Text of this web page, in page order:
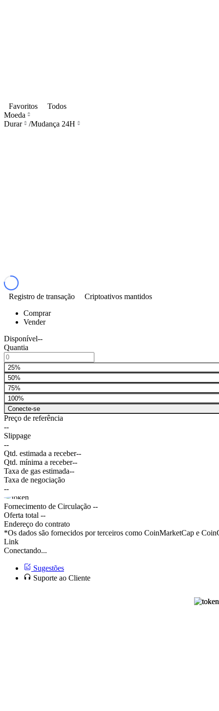
Favoritos
Todos
Moeda
Durar
/Mudança 24H
Registro de transação
Criptoativos mantidos
Comprar
Vender
Disponível--
Quantia
25%
50%
75%
100%
Conecte-se
Preço de referência
--
Slippage
--
Qtd. estimada a receber--
Qtd. mínima a receber--
Taxa de gas estimada--
Taxa de negociação
--
Fornecimento de Circulação --
Oferta total --
Endereço do contrato
*Os dados são fornecidos por terceiros como CoinMarketCap e
Link
Conectando...
Sugestões
Suporte ao Cliente